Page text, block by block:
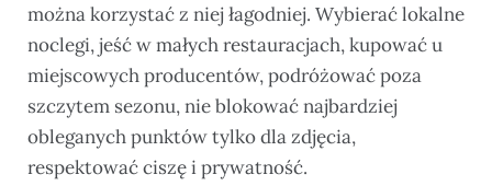
można korzystać z niej łagodniej. Wybierać lokalne
noclegi, jeść w małych restauracjach, kupować u
miejscowych producentów, podróżować poza
szczytem sezonu, nie blokować najbardziej
obleganych punktów tylko dla zdjęcia,
respektować ciszę i prywatność.